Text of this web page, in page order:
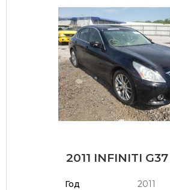
2011 INFINITI
Год
2011